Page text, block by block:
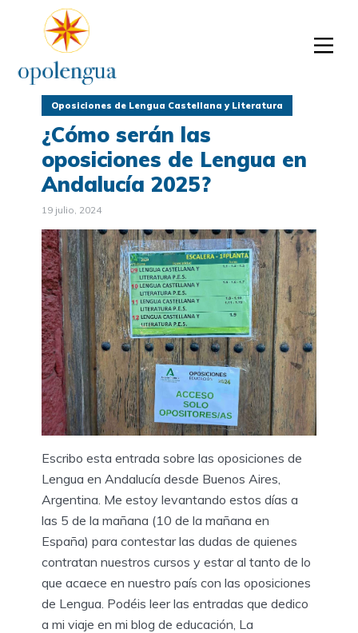
Oposiciones de Lengua Castellana y Literatura
¿Cómo serán las
oposiciones de Lengua en
Andalucía 2025?
19 julio, 2024
Escribo esta entrada sobre las oposiciones de
Lengua en Andalucía desde Buenos Aires,
Argentina. Me estoy levantando estos días a
las 5 de la mañana (10 de la mañana en
España) para contestar las dudas de quienes
contratan nuestros cursos y estar al tanto de lo
que acaece en nuestro país con las oposiciones
de Lengua. Podéis leer las entradas que dedico
a mi viaje en mi blog de educación, La